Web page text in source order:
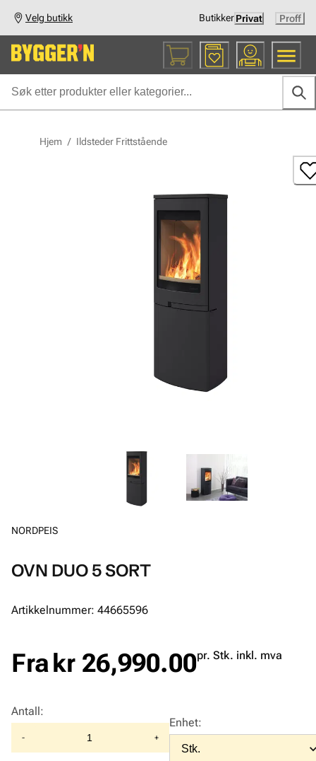
Velg butikk ButikkerPrivat Proff
Hjem / Ildsteder Frittstående
NORDPEIS
OVN DUO 5 SORT
Artikkelnummer: 44665596
Frakr 26,990.00pr. Stk. inkl. mva
Antall :
- +
Enhet: